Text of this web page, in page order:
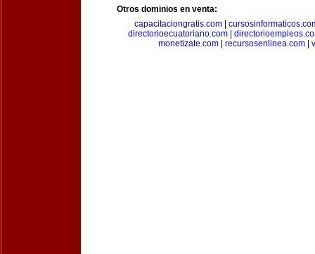
Otros dominios en venta:
capacitaciongratis.com|
directorioecuatoriano.com
monetizate.com
recursosenlinea.com